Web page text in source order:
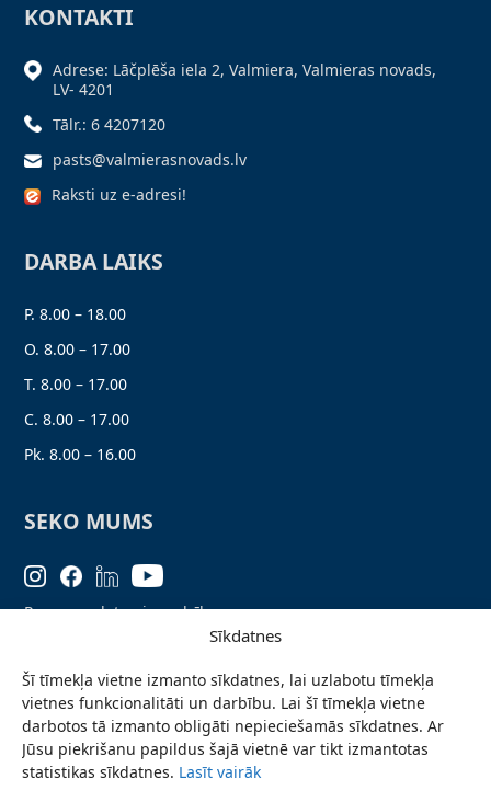
Sīkdatnes
Šī tīmekļa vietne izmanto sīkdatnes, lai uzlabotu tīmekļa
vietnes funkcionalitāti un darbību. Lai šī tīmekļa vietne
darbotos tā izmanto obligāti nepieciešamās sīkdatnes. Ar
Jūsu piekrišanu papildus šajā vietnē var tikt izmantotas
statistikas sīkdatnes. Lasīt vairāk
KONTAKTI
Adrese: Lāčplēša iela 2, Valmiera, Valmieras novads,
LV- 4201
Tālr.: 6 4207120
pasts@valmierasnovads.lv
Raksti uz e-adresi!
DARBA LAIKS
P. 8.00 – 18.00
O. 8.00 – 17.00
T. 8.00 – 17.00
C. 8.00 – 17.00
Pk. 8.00 – 16.00
SEKO MUMS
Personas datu aizsardzība
Ziņo par problēmu
Pieteikties jaunumiem
Piekļūstamības paziņojums